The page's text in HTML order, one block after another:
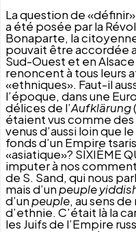
La question de
a été posée par la
Bonaparte, la
pouvait être accordée
Sud-Ouest et en
renoncent à tous leurs
«ethniques». Faut-il
l’époque, dans une
délices de l’Aufklärung
étaient vus comme
venus d’aussi loin que
fonds d’un Empire
«asiatique»? SIXIÈME
imputer à nos
de S. Sand, qui nous
mais d’unpeuple
d’unpeuple, au sens
d’ethnie. C’était là la
les Juifs de l’Empire